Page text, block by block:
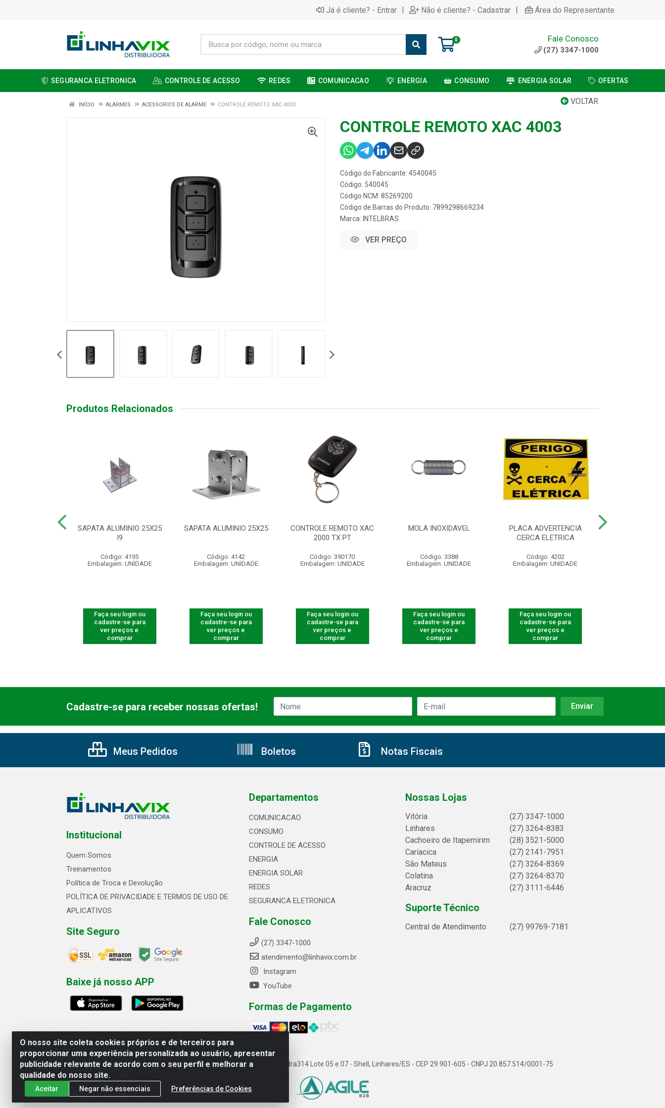
Já é cliente? - Entrar | Não é cliente? - Cadastrar | Área do Representante
0 Fale Conosco
(27) 3347-1000
SEGURANCA ELETRONICA CONTROLE DE ACESSO REDES COMUNICACAO ENERGIA CONSUMO ENERGIA SOLAR OFERTAS
VOLTAR
INÍCIO ALARMES ACESSORIOS DE ALARME CONTROLE REMOTO XAC 4003
CONTROLE REMOTO XAC 4003
Código do Fabricante: 4540045
Código: 540045
Código NCM: 85269200
Código de Barras do Produto: 7899298669234
Marca: INTELBRAS
VER PREÇO
Produtos Relacionados
SAPATA ALUMINIO 25X25
I9
Código: 4195
Embalagem: UNIDADE
Faça seu login ou
cadastre-se para
ver preços e
comprar
SAPATA ALUMINIO 25X25
Código: 4142
Embalagem: UNIDADE
Faça seu login ou
cadastre-se para
ver preços e
comprar
CONTROLE REMOTO XAC
2000 TX PT
Código: 390170
Embalagem: UNIDADE
Faça seu login ou
cadastre-se para
ver preços e
comprar
MOLA INOXIDAVEL
Código: 3388
Embalagem: UNIDADE
Faça seu login ou
cadastre-se para
ver preços e
comprar
PLACA ADVERTENCIA
CERCA ELETRICA
Código: 4202
Embalagem: UNIDADE
Faça seu login ou
cadastre-se para
ver preços e
comprar
O nosso site coleta cookies próprios e de terceiros para
proporcionar uma experiência personalizada ao usuário, apresentar
publicidade relevante de acordo com o seu perfil e melhorar a
qualidade do nosso site.
Aceitar Negar não essenciais Preferências de Cookies
Cadastre-se para receber nossas ofertas!
Meus Pedidos Boletos Notas Fiscais
Institucional
Quem Somos
Treinamentos
Política de Troca e Devolução
POLÍTICA DE PRIVACIDADE E TERMOS DE USO DE
APLICATIVOS
Site Seguro
Baixe já nosso APP
Departamentos
COMUNICACAO
CONSUMO
CONTROLE DE ACESSO
ENERGIA
ENERGIA SOLAR
REDES
SEGURANCA ELETRONICA
Fale Conosco
(27) 3347-1000
atendimento@linhavix.com.br
Instagram
YouTube
Formas de Pagamento
Nossas Lojas
Vitória
(27) 3347-1000
Linhares
(27) 3264-8383
Cachoeiro de Itapemirim
(28) 3521-5000
Cariacica
(27) 2141-7951
São Mateus
(27) 3264-8369
Colatina
(27) 3264-8370
Aracruz
(27) 3111-6446
Suporte Técnico
Central de Atendimento (27) 99769-7181
Linhavix Distribuidora LTDA - Avenida Alegre, 2521 - Quadra314 Lote 05 e 07 - Shell, Linhares/ES - CEP 29.901-605 - CNPJ 20.857.514/0001-75